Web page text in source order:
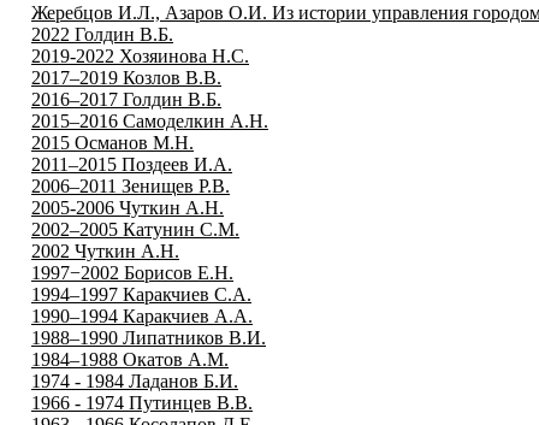
Жеребцов И.Л., Азаров О.И. Из истории управления
2022 Голдин В.Б.
2019-2022 Хозяинова Н.С.
2017–2019 Козлов В.В.
2016–2017 Голдин В.Б.
2015–2016 Самоделкин А.Н.
2015 Османов М.Н.
2011–2015 Поздеев И.А.
2006–2011 Зенищев Р.В.
2005-2006 Чуткин А.Н.
2002–2005 Катунин С.М.
2002 Чуткин А.Н.
1997−2002 Борисов Е.Н.
1994–1997 Каракчиев С.А.
1990–1994 Каракчиев А.А.
1988–1990 Липатников В.И.
1984–1988 Окатов А.М.
1974 - 1984 Ладанов Б.И.
1966 - 1974 Путинцев В.В.